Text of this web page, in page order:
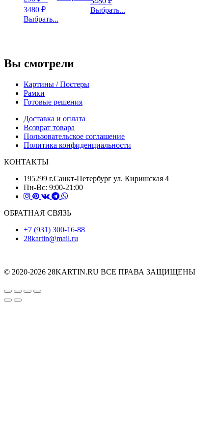
3480 ₽
Выбрать...
Выбрать...
Вы смотрели
Картины / Постеры
Рамки
Готовые решения
Доставка и оплата
Возврат товара
Пользовательское соглашение
Политика конфиденциальности
КОНТАКТЫ
195299 г.Санкт-Петербург ул. Киришская 4
Пн-Вс: 9:00-21:00
ОБРАТНАЯ СВЯЗЬ
+7 (931) 300-16-88
28kartin@mail.ru
© 2020-2026 28KARTIN.RU ВСЕ ПРАВА ЗАЩИЩЕНЫ